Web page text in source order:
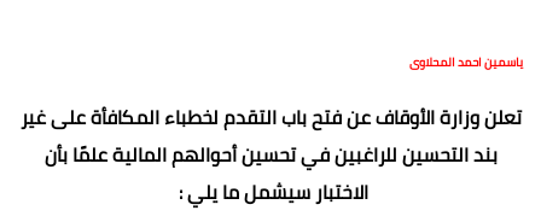
ياسمين احمد المحلاوى
تعلن وزارة الأوقاف عن فتح باب التقدم لخطباء المكافأة على غير
بند التحسين للراغبين في تحسين أحوالهم المالية علمًا بأن
الاختبار سيشمل ما يلي :